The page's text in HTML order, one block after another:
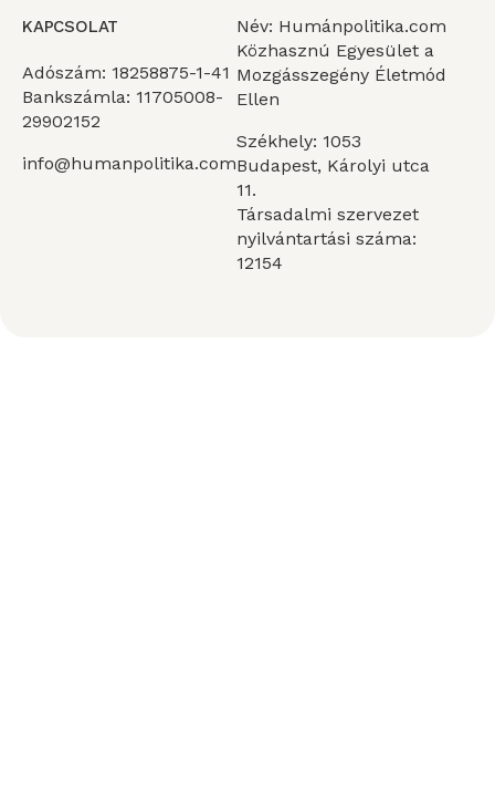
KAPCSOLAT
Adószám: 18258875-1-41
Bankszámla: 11705008-
29902152
info@humanpolitika.com
Név: Humánpolitika.com
Közhasznú Egyesület a
Mozgásszegény Életmód
Ellen
Székhely: 1053
Budapest, Károlyi utca
11.
Társadalmi szervezet
nyilvántartási száma:
12154